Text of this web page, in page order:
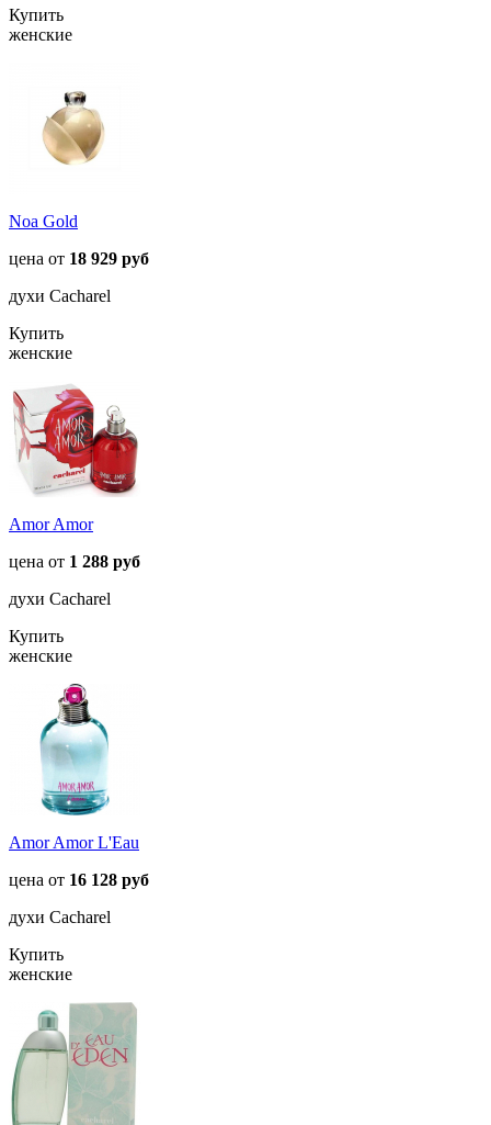
Купить
женские
Noa Gold
цена от 18 929 руб
духи Cacharel
Купить
женские
Amor Amor
цена от 1 288 руб
духи Cacharel
Купить
женские
Amor Amor L'Eau
цена от 16 128 руб
духи Cacharel
Купить
женские